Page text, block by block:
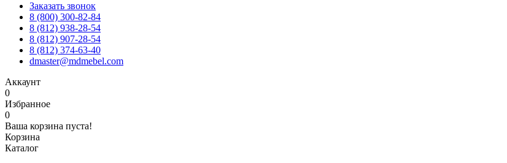
Заказать звонок
8 (800) 300-82-84
8 (812) 938-28-54
8 (812) 907-28-54
8 (812) 374-63-40
dmaster@mdmebel.com
Аккаунт
0
Избранное
0
Ваша корзина пуста!
Корзина
Каталог